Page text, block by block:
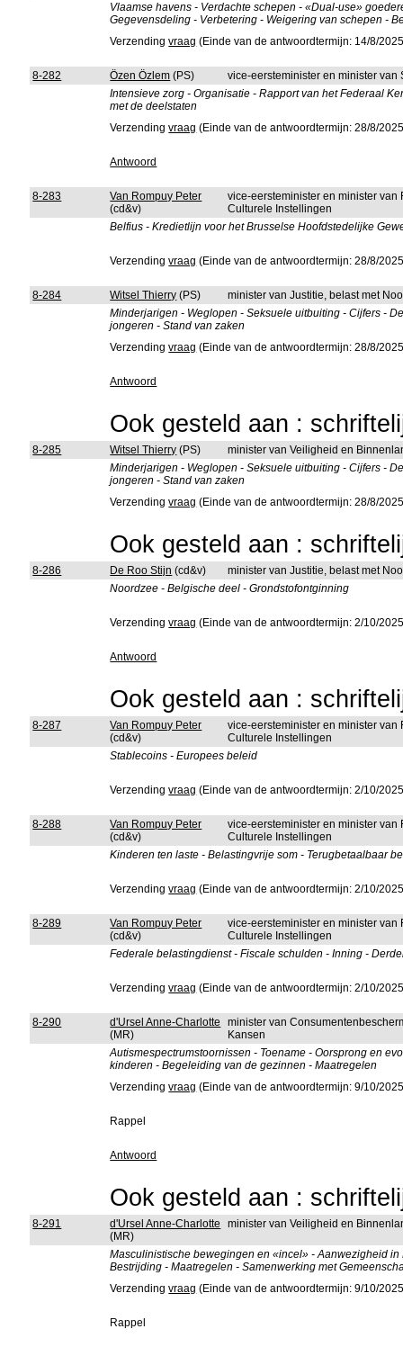
Vlaamse havens - Verdachte schepen - «Dual-use»
Gegevensdeling - Verbetering - Weigering van schepen -
Verzendingvraag (Einde van de antwoordtermijn: 14/8/
8-282 Özen Özlem (PS)
vice-eersteminister en minister
Intensieve zorg - Organisatie - Rapport van het Federaal
met de deelstaten
Verzendingvraag (Einde van de antwoordtermijn: 28/8/
Antwoord
8-283
Van Rompuy Peter
(cd&v)
vice-eersteminister en minister
Culturele Instellingen
Belfius - Kredietlijn voor het Brusselse Hoofdstedelijke
Verzendingvraag (Einde van de antwoordtermijn: 28/8/
8-284 Witsel Thierry (PS)
minister van Justitie, belast met
Minderjarigen - Weglopen - Seksuele uitbuiting - Cijfers -
jongeren - Stand van zaken
Verzendingvraag (Einde van de antwoordtermijn: 28/8/
Antwoord
Ook gesteld aan :
8-285 Witsel Thierry (PS)
minister van Veiligheid en
Minderjarigen - Weglopen - Seksuele uitbuiting - Cijfers -
jongeren - Stand van zaken
Verzendingvraag (Einde van de antwoordtermijn: 28/8/
Ook gesteld aan :
8-286 De Roo Stijn (cd&v)
minister van Justitie, belast met
Noordzee - Belgische deel - Grondstofontginning
Verzendingvraag (Einde van de antwoordtermijn: 2/10/
Antwoord
Ook gesteld aan :
8-287
Van Rompuy Peter
(cd&v)
vice-eersteminister en minister
Culturele Instellingen
Stablecoins - Europees beleid
Verzendingvraag (Einde van de antwoordtermijn: 2/10/
8-288
Van Rompuy Peter
(cd&v)
vice-eersteminister en minister
Culturele Instellingen
Kinderen ten laste - Belastingvrije som - Terugbetaalbaar
Verzendingvraag (Einde van de antwoordtermijn: 2/10/
8-289
Van Rompuy Peter
(cd&v)
vice-eersteminister en minister
Culturele Instellingen
Federale belastingdienst - Fiscale schulden - Inning -
Verzendingvraag (Einde van de antwoordtermijn: 2/10/
8-290
d'Ursel Anne-Charlotte
(MR)
minister van
Kansen
Autismespectrumstoornissen - Toename - Oorsprong en
kinderen - Begeleiding van de gezinnen - Maatregelen
Verzendingvraag (Einde van de antwoordtermijn: 9/10/
Rappel
Antwoord
Ook gesteld aan :
8-291
d'Ursel Anne-Charlotte
(MR)
minister van Veiligheid en
Masculinistische bewegingen en «incel» - Aanwezigheid
Bestrijding - Maatregelen - Samenwerking met
Verzendingvraag (Einde van de antwoordtermijn: 9/10/
Rappel